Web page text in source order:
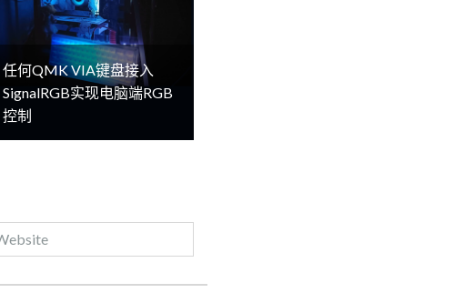
任何QMK VIA键盘接入
SignalRGB实现电脑端RGB
控制